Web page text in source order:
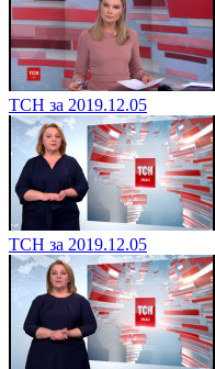
ТСН за 2019.12.05
ТСН за 2019.12.05